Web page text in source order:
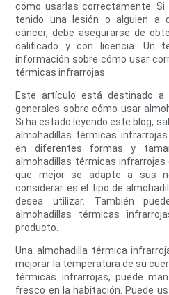
cómo usarlas correctamente.
tenido una lesión o alguien a
cáncer, debe asegurarse de
calificado y con licencia. Un
información sobre cómo usar
térmicas infrarrojas.
Este artículo está destinado a
generales sobre cómo usar
Si ha estado leyendo este blog,
almohadillas térmicas
en diferentes formas y
almohadillas térmicas infrarrojas
que mejor se adapte a sus
considerar es el tipo de
desea utilizar. También
almohadillas térmicas
producto.
Una almohadilla térmica
mejorar la temperatura de su
térmicas infrarrojas, puede
fresco en la habitación. Puede